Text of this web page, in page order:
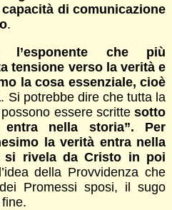
di comunicazione
.
l’esponente che più
tensione verso la verità e
la cosa essenziale, cioè
. Si potrebbe dire che tutta la
possono essere scrittesotto
nella storia”. Per
la verità entra nella
rivela da Cristo in poi
della Provvidenza che
Promessi sposi, il sugo